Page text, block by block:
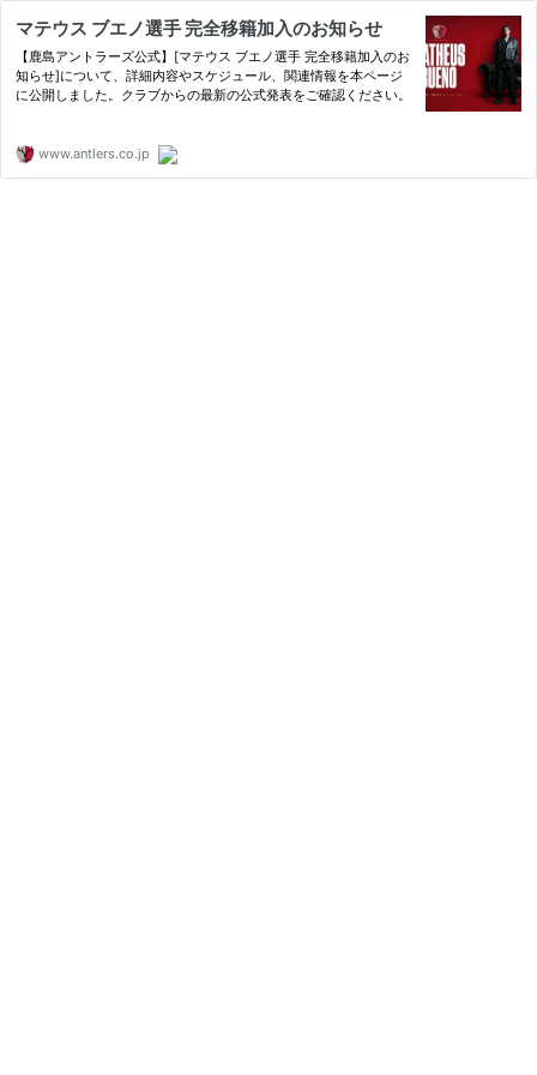
マテウス ブエノ選手 完全移籍加入のお知らせ
【鹿島アントラーズ公式】[マテウス ブエノ選手 完全移籍加入のお
知らせ]について、詳細内容やスケジュール、関連情報を本ページ
に公開しました。クラブからの最新の公式発表をご確認ください。
www.antlers.co.jp